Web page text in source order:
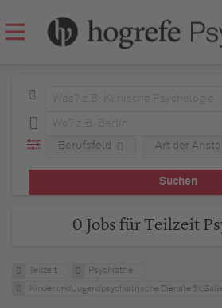
Berufsfeld Art der
0 Jobs für Teilzeit
Teilzeit Psychiatrie
Kinder und Jugendpsychiatrische Dienste